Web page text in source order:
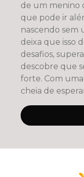
de um menino
que pode ir
nascendo sem
deixa que isso
desafios,
descobre que
forte. Com uma narrativa emocionante e
cheia de